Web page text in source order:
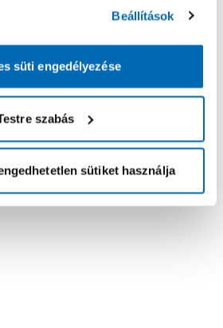
Beállítások
süti engedélyezése
szabás
sütiket használja